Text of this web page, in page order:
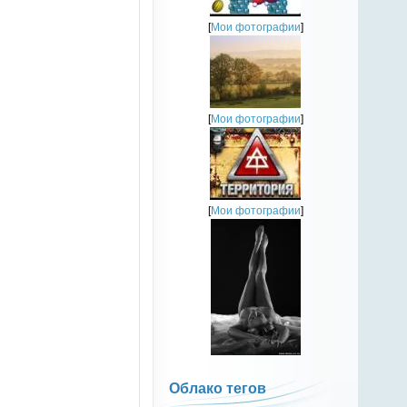
[Мои фотографии]
[Мои фотографии]
[Мои фотографии]
Облако тегов